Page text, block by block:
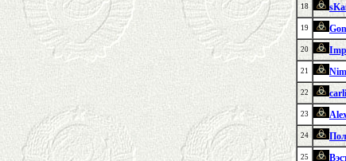
18
19
20
21
22
23
24
25